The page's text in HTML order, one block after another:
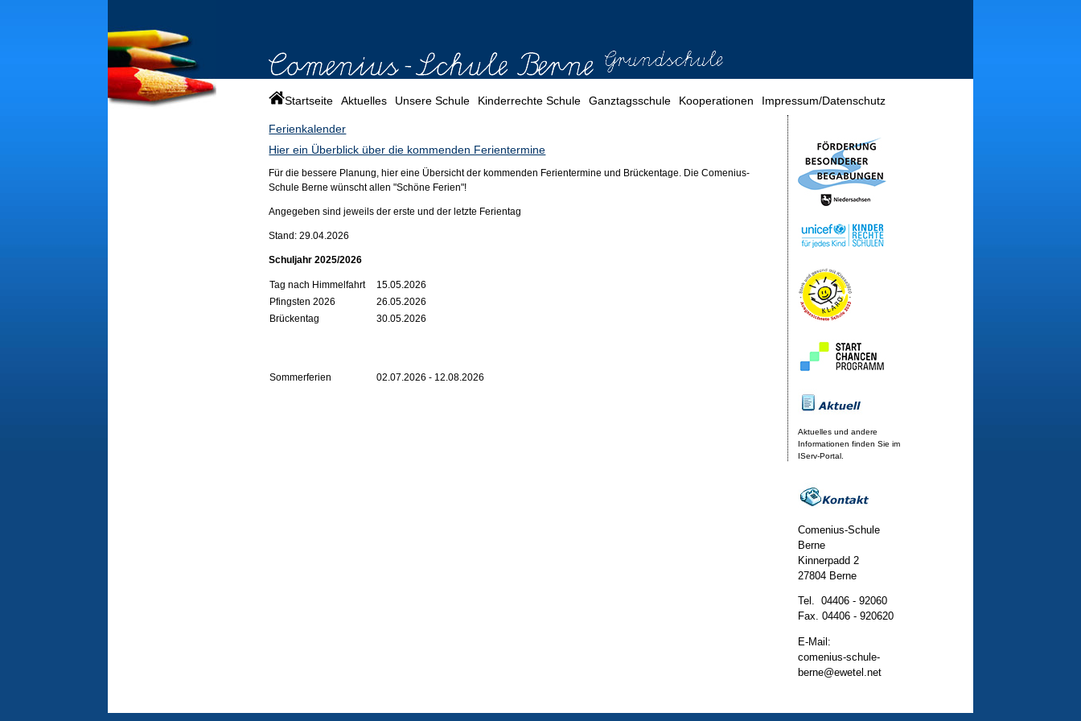
Startseite Aktuelles Unsere Schule Kinderrechte Schule Ganztagsschule Kooperationen Impressum/Datenschutz
Ferienkalender
Hier ein Überblick über die kommenden Ferientermine
Für die bessere Planung, hier eine Übersicht der kommenden Ferientermine und Brückentage. Die Comenius-
Schule Berne wünscht allen "Schöne Ferien"!
Angegeben sind jeweils der erste und der letzte Ferientag
Stand: 29.04.2026
Schuljahr 2025/2026
Tag nach Himmelfahrt
15.05.2026
Pfingsten 2026
26.05.2026
Brückentag
30.05.2026
Sommerferien 02.07.2026 - 12.08.2026
Aktuelles und andere
Informationen finden Sie im
IServ-Portal.
Comenius-Schule
Berne
Kinnerpadd 2
27804 Berne
Tel. 04406 - 92060
Fax. 04406 - 920620
E-Mail:
comenius-schule-
berne@ewetel.net